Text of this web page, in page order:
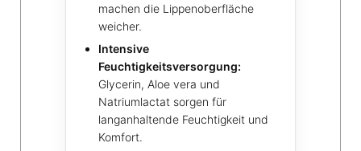
machen die Lippenoberfläche
weicher.
Intensive
Feuchtigkeitsversorgung:
Glycerin, Aloe vera und
Natriumlactat sorgen für
langanhaltende Feuchtigkeit und
Komfort.